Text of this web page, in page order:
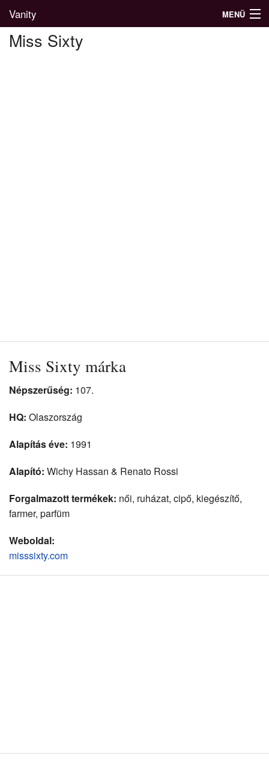
Vanity MENÜ
Miss Sixty
Miss Sixty márka
Népszerűség: 107.
HQ: Olaszország
Alapítás éve: 1991
Alapító: Wichy Hassan & Renato Rossi
Forgalmazott termékek: női, ruházat, cipő, kiegészítő,
farmer, parfüm
Weboldal:
misssixty.com